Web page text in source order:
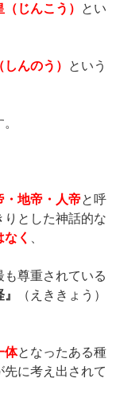
（じんこう ） とい
んのう） という
・地帝・人帝と呼
りとした神話的な
く
尊重されている
（えききょう）
体となったある種
に考え出されて